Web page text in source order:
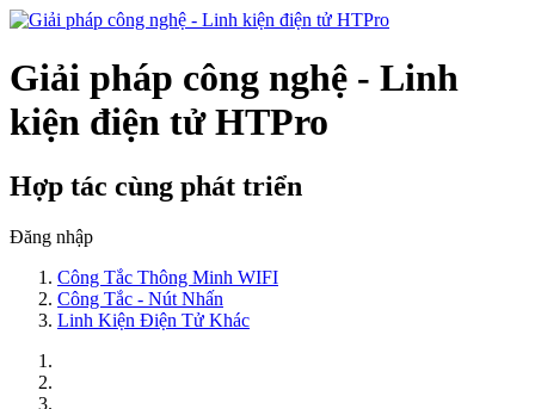
Giải pháp công nghệ - Linh
kiện điện tử HTPro
Hợp tác cùng phát triển
Đăng nhập
Công Tắc Thông Minh WIFI
Công Tắc - Nút Nhấn
Linh Kiện Điện Tử Khác